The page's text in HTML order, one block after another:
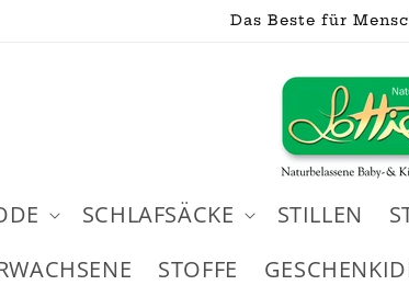
Das Beste für
SCHLAFSÄCKE STILLEN
STOFFE